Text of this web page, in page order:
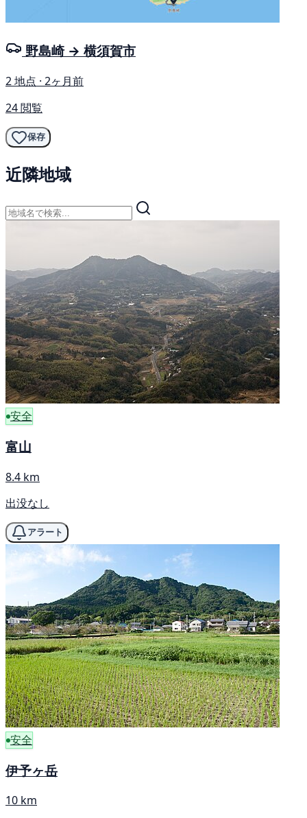
野島崎 → 横須賀市
2 地点 · 2ヶ月前
24 閲覧
保存
近隣地域
安全
富山
8.4 km
出没なし
アラート
安全
伊予ヶ岳
10 km